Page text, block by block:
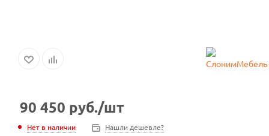
90 450 руб./шт
Нет в наличии Нашли дешевле?